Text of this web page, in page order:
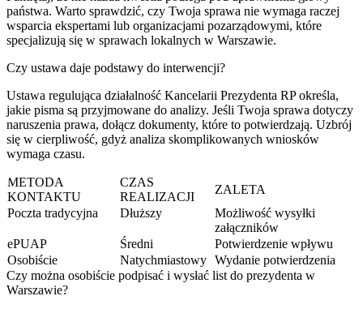
państwa. Warto sprawdzić, czy Twoja sprawa nie wymaga raczej
wsparcia ekspertami lub organizacjami pozarządowymi, które
specjalizują się w sprawach lokalnych w Warszawie.
Czy ustawa daje podstawy do interwencji?
Ustawa regulująca działalność Kancelarii Prezydenta RP określa,
jakie pisma są przyjmowane do analizy. Jeśli Twoja sprawa dotyczy
naruszenia prawa, dołącz dokumenty, które to potwierdzają. Uzbrój
się w cierpliwość, gdyż analiza skomplikowanych wniosków
wymaga czasu.
METODA
KONTAKTU
CZAS
REALIZACJI
ZALETA
Poczta tradycyjna
Dłuższy
Możliwość wysyłki
załączników
ePUAP
Średni
Potwierdzenie wpływu
Osobiście
Natychmiastowy Wydanie potwierdzenia
Czy można osobiście podpisać i wysłać list do prezydenta w
Warszawie?